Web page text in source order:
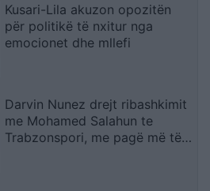
Kusari-Lila akuzon opozitën
për politikë të nxitur nga
emocionet dhe mllefi
Darvin Nunez drejt ribashkimit
me Mohamed Salahun te
Trabzonspori, me pagë më të